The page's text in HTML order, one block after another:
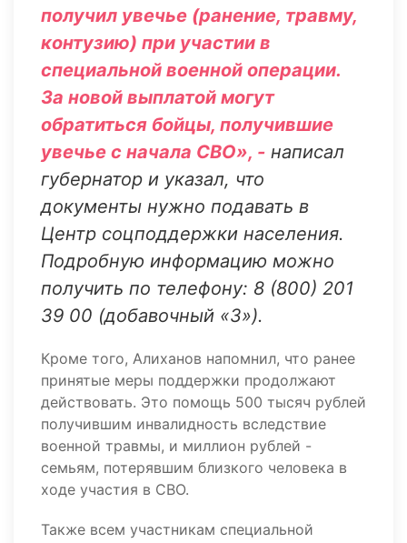
получил увечье (ранение, травму,
контузию) при участии в
специальной военной операции.
За новой выплатой могут
обратиться бойцы, получившие
увечье с начала СВО», - написал
губернатор и указал, что
документы нужно подавать в
Центр соцподдержки населения.
Подробную информацию можно
получить по телефону: 8 (800) 201
39 00 (добавочный «3»).
Кроме того, Алиханов напомнил, что ранее
принятые меры поддержки продолжают
действовать. Это помощь 500 тысяч рублей
получившим инвалидность вследствие
военной травмы, и миллион рублей -
семьям, потерявшим близкого человека в
ходе участия в СВО.
Также всем участникам специальной